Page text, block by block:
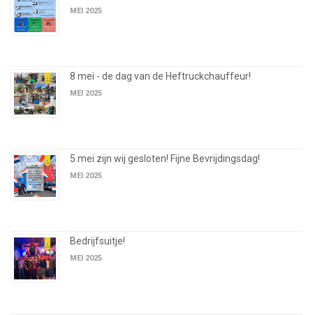
MEI 2025
8 mei - de dag van de Heftruckchauffeur!
MEI 2025
5 mei zijn wij gesloten! Fijne Bevrijdingsdag!
MEI 2025
Bedrijfsuitje!
MEI 2025